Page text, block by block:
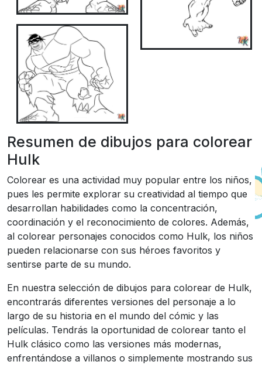
Resumen de dibujos para colorear
Hulk
Colorear es una actividad muy popular entre los niños,
pues les permite explorar su creatividad al tiempo que
desarrollan habilidades como la concentración,
coordinación y el reconocimiento de colores. Además,
al colorear personajes conocidos como Hulk, los niños
pueden relacionarse con sus héroes favoritos y
sentirse parte de su mundo.
En nuestra selección de dibujos para colorear de Hulk,
encontrarás diferentes versiones del personaje a lo
largo de su historia en el mundo del cómic y las
películas. Tendrás la oportunidad de colorear tanto el
Hulk clásico como las versiones más modernas,
enfrentándose a villanos o simplemente mostrando sus